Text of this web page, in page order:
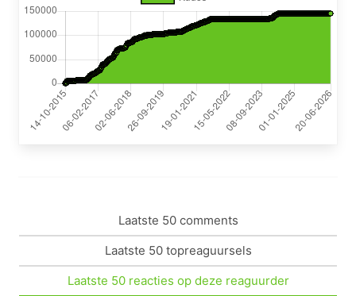
Laatste 50 comments
Laatste 50 topreaguursels
Laatste 50 reacties op deze reaguurder